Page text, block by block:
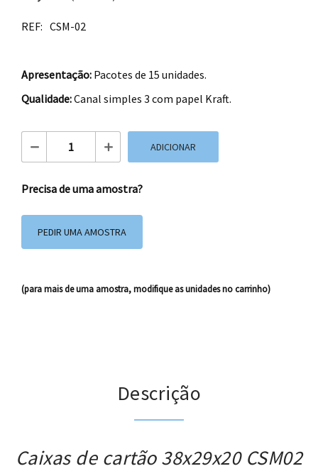
REF: CSM-02
Apresentação: Pacotes de 15 unidades.
Qualidade:Canal simples 3 com papel Kraft.
Quantidade de Caixas de cartão 38x29x20 CSM02
ADICIONAR
Precisa de uma amostra?
PEDIR UMA AMOSTRA
(para mais de uma amostra, modifique as unidades no carrinho)
Descrição
Caixas de cartão 38x29x20 CSM02